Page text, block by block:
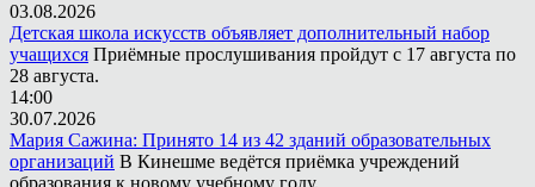
03.08.2026
Детская школа искусств объявляет дополнительный набор
учащихся Приёмные прослушивания пройдут с 17 августа по
28 августа.
14:00
30.07.2026
Мария Сажина: Принято 14 из 42 зданий образовательных
организаций В Кинешме ведётся приёмка учреждений
образования к новому учебному году.